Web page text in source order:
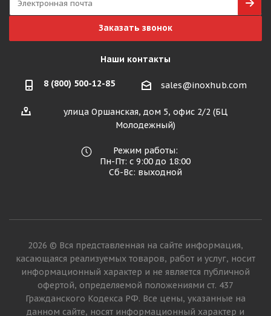
Заказать звонок
Наши контакты
8 (800) 500-12-85 sales@inoxhub.com
улица Оршанская, дом 5, офис 2/2 (БЦ
Молодежный)
Режим работы:
Пн-Пт: с 9:00 до 18:00
Сб-Вс: выходной
2026 © Вся представленная на сайте информация,
касающаяся реализуемых товаров, работ и услуг, носит
информационный характер и не является публичной
офертой, определяемой положениями ст. 437
Гражданского Кодекса РФ. Все цены, указанные на
данном сайте, носят информационный характер и